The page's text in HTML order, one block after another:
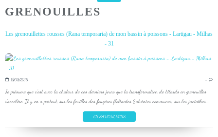
GRENOUILLES
Les grenouillettes rousses (Rana temporaria) de mon bassin à poissons - Lartigau - Milhas
- 31
15/08/2016 …
Je présume que c'est avec la chaleur de ces derniers jours que la transformation de têtards en grenouilles
s'accélère. Il y en a partout, sur les feuilles des fougères flottantes Salvinies communes, sur les jacinthes...
EN SAVOIR PLUS